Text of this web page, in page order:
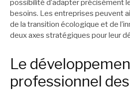
possibilité d’adapter précisément
besoins. Les entreprises peuvent
de la transition écologique et de
deux axes stratégiques pour leur
Le
professionnel